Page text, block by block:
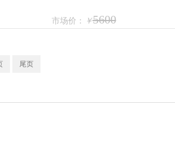
市场价： ￥5600
尾页